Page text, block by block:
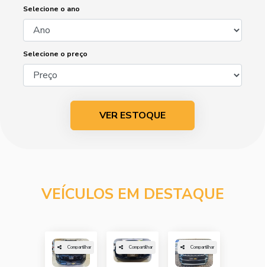
Selecione o ano
Selecione o preço
VER ESTOQUE
VEÍCULOS EM DESTAQUE
Compartilhar Compartilhar Compartilhar